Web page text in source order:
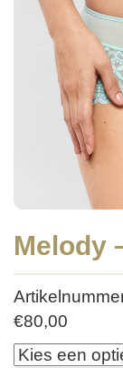
Melody
€80,00